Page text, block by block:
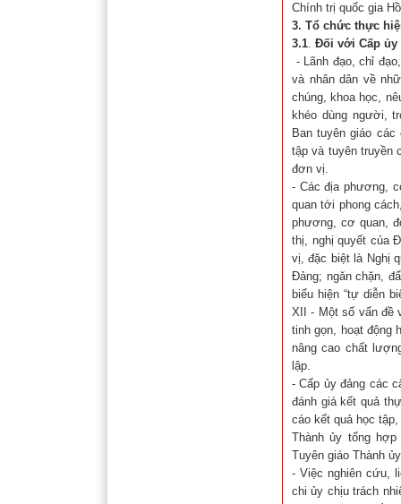
Chính trị quốc gia
3. Tổ chức thực
3.1. Đối với Cấp ủy
- Lãnh đạo, chỉ
và nhân dân về
chúng, khoa học,
khéo dùng người,
Ban tuyên giáo
tập và tuyên truyền
đơn vị.
- Các địa phương,
quan tới phong
phương, cơ quan,
thị, nghị quyết của
vị, đặc biệt là Nghị
Đảng; ngăn chặn,
biểu hiện “tự diễn
XII - Một số vấn đề
tinh gọn, hoạt động
nâng cao chất
lập.
- Cấp ủy đảng các
đánh giá kết quả
cáo kết quả học
Thành ủy tổng
Tuyên giáo Thành
- Việc nghiên cứu,
chi ủy chịu trách